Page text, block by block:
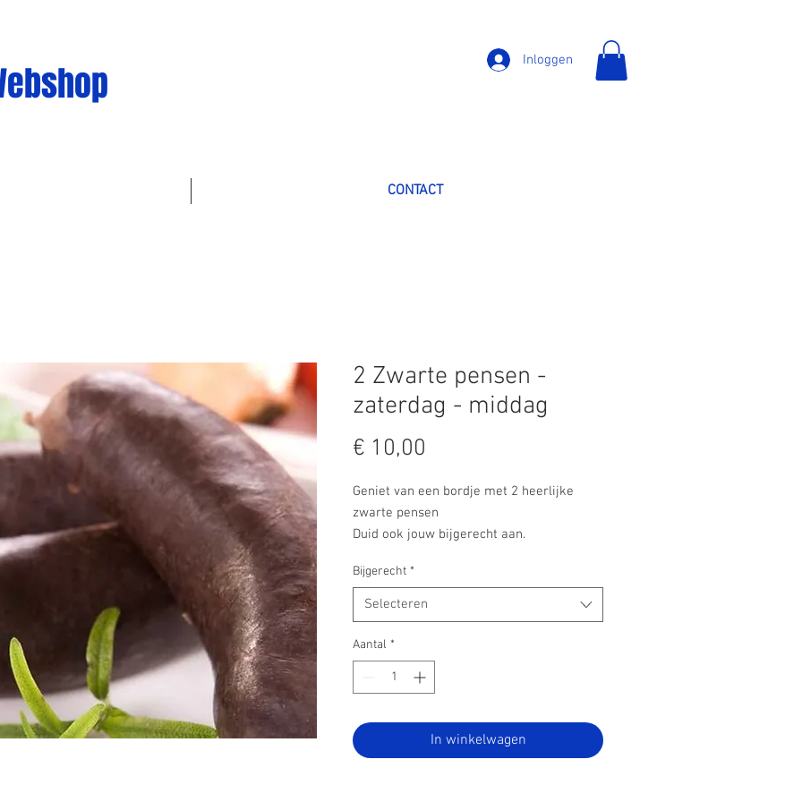
Inloggen
CONTACT
2 Zwarte pensen -
zaterdag - middag
€ 10,00
Geniet van een bordje met 2 heerlijke
zwarte pensen
Duid ook jouw bijgerecht aan.
Bijgerecht *
Selecteren
Aantal *
In winkelwagen